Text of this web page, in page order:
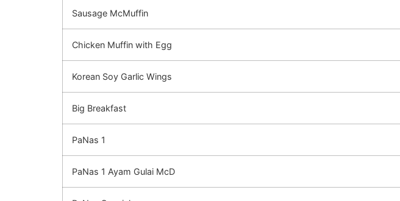
Sausage McMuffin
Chicken Muffin with Egg
Korean Soy Garlic Wings
Big Breakfast
PaNas 1
PaNas 1 Ayam Gulai McD